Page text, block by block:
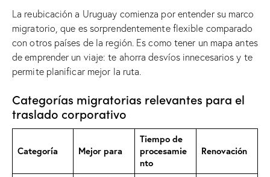
La reubicación a Uruguay comienza por entender su marco
migratorio, que es sorprendentemente flexible comparado
con otros países de la región. Es como tener un mapa antes
de emprender un viaje: te ahorra desvíos innecesarios y te
permite planificar mejor la ruta.
Categorías migratorias relevantes para el
traslado corporativo
Categoría Mejor para
Tiempo de
procesamie
nto
Renovación